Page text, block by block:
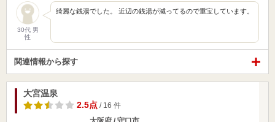
30代 男
性
綺麗な銭湯でした。 近辺の銭湯が減ってるので重宝しています。
関連情報から探す
大宮温泉
2.5点 / 16 件